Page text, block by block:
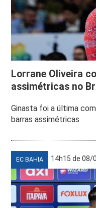
Lorrane Oliveira
assimétricas no
Ginasta foi a última
barras assimétricas
EC BAHIA 14h15 de 08/